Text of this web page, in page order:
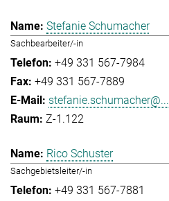
Stefanie Schumacher
Sachbearbeiter/-in
+49 331 567-7984
+49 331 567-7889
stefanie.schumacher@...
Z-1.122
Rico Schuster
Sachgebietsleiter/-in
+49 331 567-7881